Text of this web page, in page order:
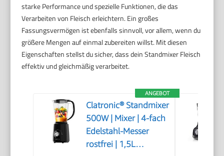
starke Performance und spezielle Funktionen, die das
Verarbeiten von Fleisch erleichtern. Ein großes
Fassungsvermögen ist ebenfalls sinnvoll, vor allem, wenn du
größere Mengen auf einmal zubereiten willst. Mit diesen
Eigenschaften stellst du sicher, dass dein Standmixer Fleisch
effektiv und gleichmäßig verarbeitet.
ANGEBOT
Clatronic® Standmixer
500W | Mixer | 4-fach
Edelstahl-Messer
rostfrei | 1,5L